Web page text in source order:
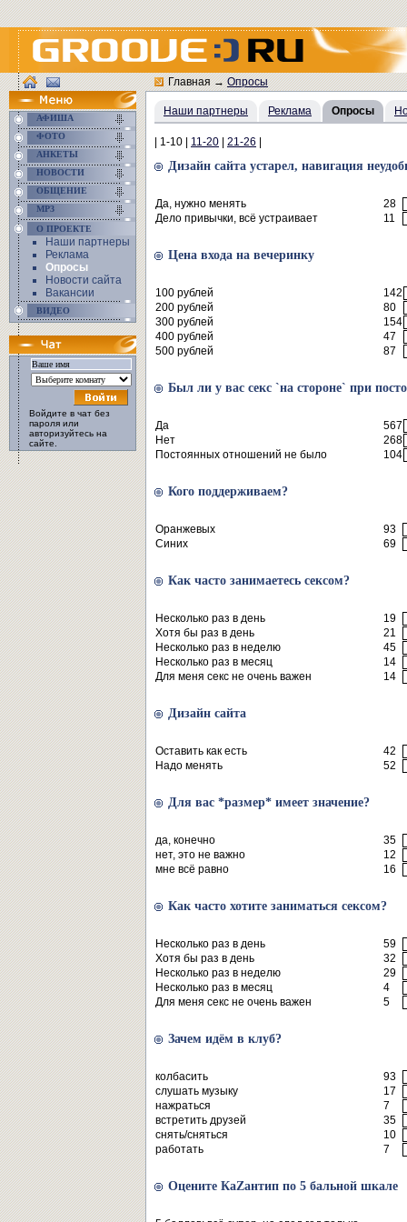
АФИША
ФОТО
АНКЕТЫ
НОВОСТИ
ОБЩЕНИЕ
MP3
О ПРОЕКТЕ
Наши партнеры
Реклама
Опросы
Новости сайта
Вакансии
ВИДЕО
Войдите в чат без
пароля или
авторизуйтесь на
сайте.
Главная→Опросы
Наши партнеры Реклама Опросы
| 1-10 | 11-20 21-26
Дизайн сайта устарел, навигация
Да, нужно менять
28
Дело привычки, всё устраивает
11
Цена входа на вечеринку
100 рублей
142
200 рублей
80
300 рублей
154
400 рублей
47
500 рублей
87
Был ли у вас секс `на стороне` при
Да
567
Нет
268
Постоянных отношений не было
104
Кого поддерживаем?
Оранжевых
93
Синих
69
Как часто занимаетесь сексом?
Несколько раз в день
19
Хотя бы раз в день
21
Несколько раз в неделю
45
Несколько раз в месяц
14
Для меня секс не очень важен
14
Дизайн сайта
Оставить как есть
42
Надо менять
52
Для вас *размер* имеет значение?
да, конечно
35
нет, это не важно
12
мне всё равно
16
Как часто хотите заниматься сексом?
Несколько раз в день
59
Хотя бы раз в день
32
Несколько раз в неделю
29
Несколько раз в месяц
4
Для меня секс не очень важен
5
Зачем идём в клуб?
колбасить
93
слушать музыку
17
нажраться
7
встретить друзей
35
снять/сняться
10
работать
7
Оцените КаZантип по 5 бальной шкале